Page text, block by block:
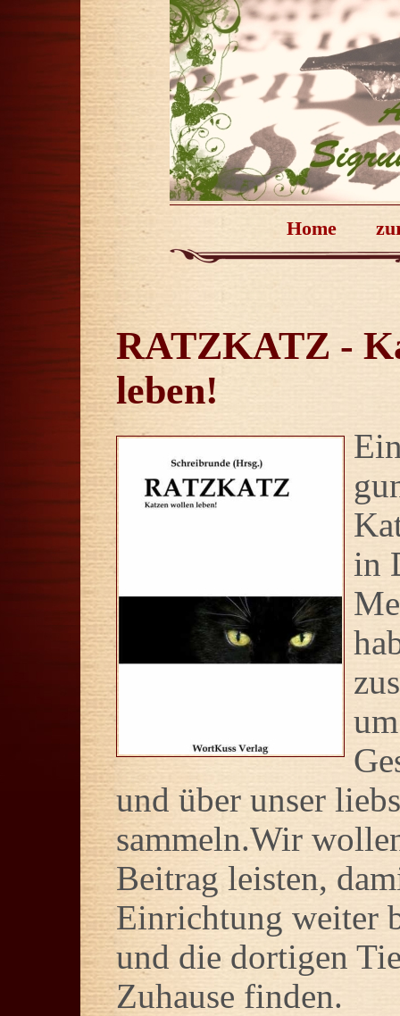
Home
RATZKATZ -
leben!
in
und über unser
sammeln.Wir
Beitrag leisten,
Einrichtung weiter
und die dortigen
Zuhause finden.